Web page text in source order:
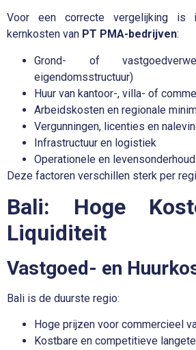
Voor een correcte vergelijking
kernkosten van PT PMA-bedrijven:
Grond- of
eigendomsstructuur)
Huur van kantoor-, villa- of
Arbeidskosten en regionale
Vergunningen, licenties en
Infrastructuur en logistiek
Operationele en
Deze factoren verschillen sterk per
Bali: Hoge
Liquiditeit
Vastgoed- en
Bali is de duurste regio:
Hoge prijzen voor commercieel
Kostbare en competitieve